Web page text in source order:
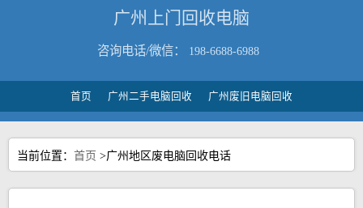
广州上门回收电脑
咨询电话/微信： 198-6688-6988
首页 广州二手电脑回收 广州废旧电脑回收
当前位置： 首页 >广州地区废电脑回收电话